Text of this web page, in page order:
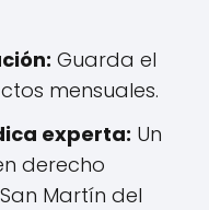
Guarda el
mensuales.
experta: Un
derecho
Martín del